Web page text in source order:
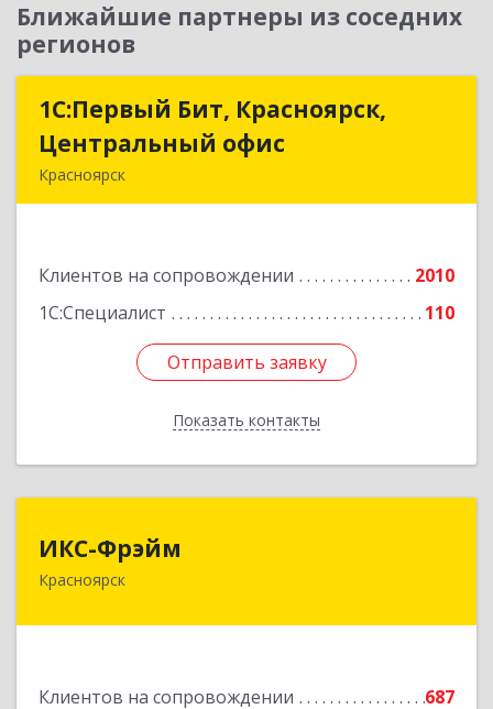
Ближайшие партнеры из соседних
регионов
1С:Первый Бит, Красноярск,
Центральный офис
Красноярск
Клиентов на сопровождении
2010
1С:Специалист
110
Отправить заявку
Показать контакты
1С:Первый Бит, Красноярск,
Центральный офис
Подробнее
Отправить заявку
Назад
ИКС-Фрэйм
Красноярск
Клиентов на сопровождении
687
660077, Красноярский край, Красноярск г,